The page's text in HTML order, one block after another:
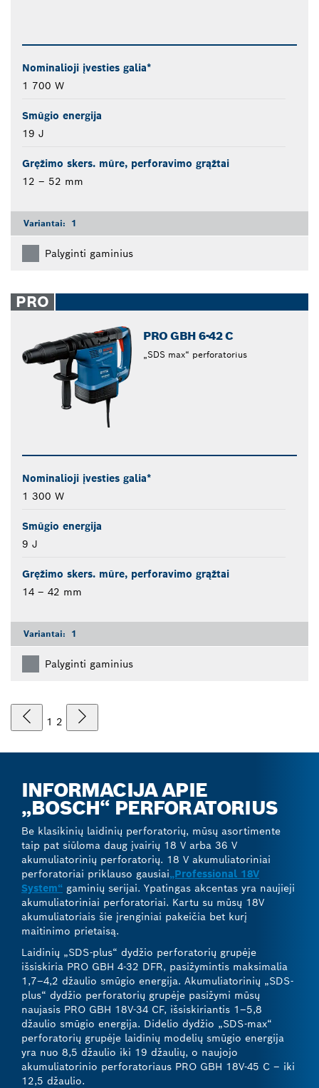
Nominalioji įvesties galia*
1 700 W
Smūgio energija
19 J
Gręžimo skers. mūre, perforavimo grąžtai
12 – 52 mm
Variantai: 1
Palyginti gaminius
PRO
PRO GBH 6-42 C
„SDS max“ perforatorius
Nominalioji įvesties galia*
1 300 W
Smūgio energija
9 J
Gręžimo skers. mūre, perforavimo grąžtai
14 – 42 mm
Variantai: 1
Palyginti gaminius
1 2
INFORMACIJA APIE
„BOSCH“ PERFORATORIUS
Be klasikinių laidinių perforatorių, mūsų asortimente
taip pat siūloma daug įvairių 18 V arba 36 V
akumuliatorinių perforatorių. 18 V akumuliatoriniai
perforatoriai priklauso gausiai„Professional 18V
System“ gaminių serijai. Ypatingas akcentas yra naujieji
akumuliatoriniai perforatoriai. Kartu su mūsų 18V
akumuliatoriais šie įrenginiai pakeičia bet kurį
maitinimo prietaisą.
Laidinių „SDS-plus“ dydžio perforatorių grupėje
išsiskiria PRO GBH 4-32 DFR, pasižymintis maksimalia
1,7–4,2 džaulio smūgio energija. Akumuliatorinių „SDS-
plus“ dydžio perforatorių grupėje pasižymi mūsų
naujasis PRO GBH 18V-34 CF, išsiskiriantis 1–5,8
džaulio smūgio energija. Didelio dydžio „SDS-max“
perforatorių grupėje laidinių modelių smūgio energija
yra nuo 8,5 džaulio iki 19 džaulių, o naujojo
akumuliatorinio perforatoriaus PRO GBH 18V-45 C – iki
12,5 džaulio.